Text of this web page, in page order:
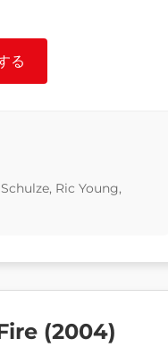
る
Ric Young,
(2004)